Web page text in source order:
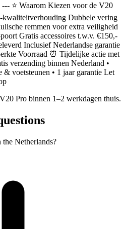
⭐ Waarom Kiezen voor de V20
kwaliteitverhouding Dubbele vering
remmen voor extra veiligheid
Gratis accessoires t.w.v. €150,-
Inclusief Nederlandse garantie
Voorraad ⏰ Tijdelijke actie met
verzending binnen Nederland •
voetsteunen • 1 jaar garantie Let
Pro binnen 1–2 werkdagen thuis.
Netherlands?